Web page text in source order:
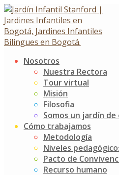
Skip
to
content
Nosotros
Nuestra Rectora
Tour virtual
Misión
Filosofia
Somos un jardín de
Cómo trabajamos
Metodología
Niveles
Pacto de
Recurso humano
Actividad
Actividad sensorial JIS
7 septiembre, 202212
Noticias Jardín Infantil Stanford
En el proceso de desarrollo de
aprendizaje por medio del
suprema importancia, es por